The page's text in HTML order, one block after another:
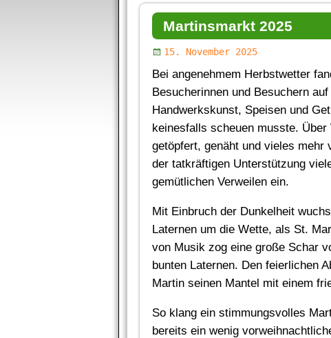
Martinsmarkt 2025
15. November 2025
Bei angenehmem Herbstwetter
Besucherinnen und Besuchern
Handwerkskunst, Speisen und
keinesfalls scheuen musste.
getöpfert, genäht und vieles mehr
der tatkräftigen Unterstützung
gemütlichen Verweilen ein.
Mit Einbruch der Dunkelheit
Laternen um die Wette, als St.
von Musik zog eine große Schar
bunten Laternen. Den feierlichen
Martin seinen Mantel mit einem
So klang ein stimmungsvolles
bereits ein wenig